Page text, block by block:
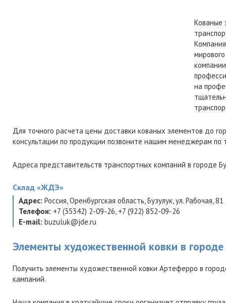
Кованые
на
Для точного расчета цены доставки кованых элементов до
консультации по продукции позвоните нашим менеджерам
Адреса представительств транспортных компаний в городе
Склад «ЖДЭ»
Адрес: Россия,Оренбургская область,Бузулук,ул. Рабочая, 81
Телефон: +7 (35342) 2-09-26, +7 (922) 852-09-26
E-mail: buzuluk@jde.ru
Элементы художественной ковки в городе
Получить элементы художественной ковки Артеферро в
кампаний.